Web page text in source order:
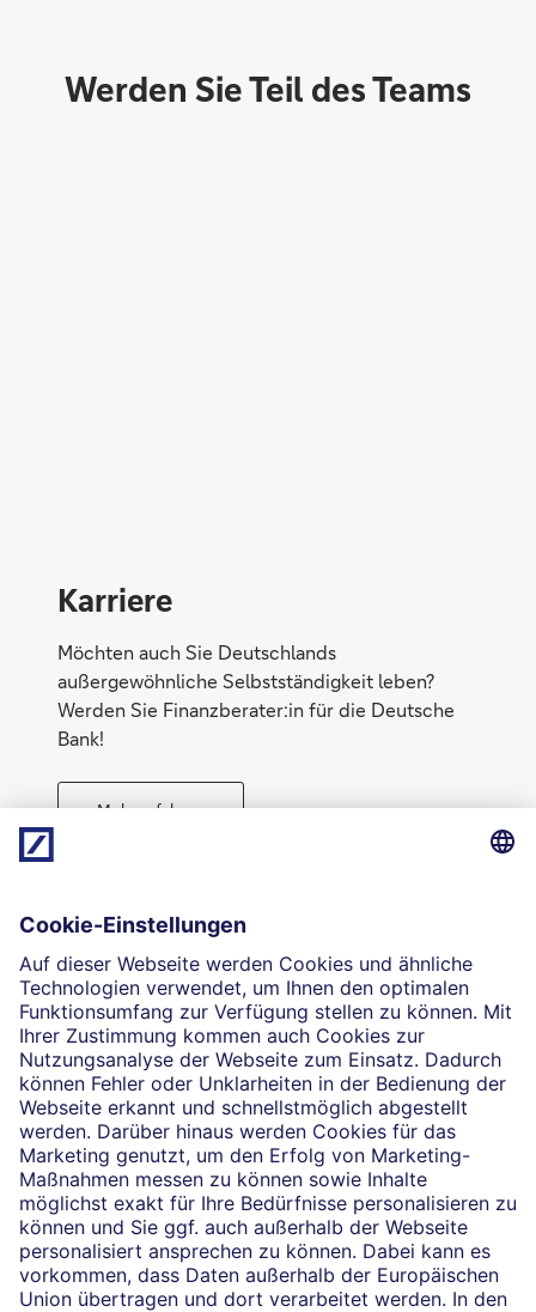
Direktabschluss möglich
Geld anlegen
Werden Sie Teil des Teams
Karriere
Möchten auch Sie Deutschlands
außergewöhnliche Selbstständigkeit leben?
Werden Sie Finanzberater:in für die Deutsche
Bank!
Mehr erfahren
Die selbstständigen Finanzberater:innen beraten in
Finanzgeschäften, die sie für die Deutsche Bank AG
vermitteln dürfen. Das Einverständnis zu den dabei
vermittelten Verträgen sowie in diesem
Zusammenhang erforderliche Erklärungen werden
stets rechtsverbindlich nur durch die Deutsche Bank
AG oder durch die mit ihr kooperierenden
Produktpartner gegeben.
Impressum
Rechtliche Hinweise